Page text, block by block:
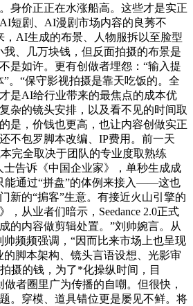
身价正正在水涨船高。这些才是实正
短剧、AI漫剧市场内容的良莠不
，AI生成的布景、人物服拆以至脸型
我、几万块钱，但反面拍摄的布景是
是如许。更有创做者埋怨：“输入提
。“保守影视拍摄是靠天吃饭的。全
是AI给行业带来的最焦点的成本优
杂的镜头安排，以及看不见的时间取
是，价钱也更高，也让内容创做实正
不包罗脚本改编、IP费用。前一天
完全取决于团队的专业度取熟练
士告诉《中国企业家》，单秒生成成
能通过“拼盘”的体例来接入——这也
新的“掮客”生意。有接近火山引擎的
，从业者们暗示，Seedance 2.0正式
的内容做剪辑处置。”刘帅婉言。从
频频强调，“因而比来市场上也呈现
的脚本架构、镜头言语设想、光影审
摄的钱，为了*化操纵时间，目
者圈里广为传播的自嘲。但很快，
。穿模、道具错位更是屡见不鲜。将